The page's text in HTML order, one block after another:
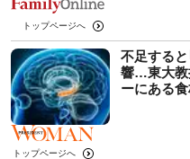
トップページへ
不足する
響…東大教
ーにある食
トップページへ